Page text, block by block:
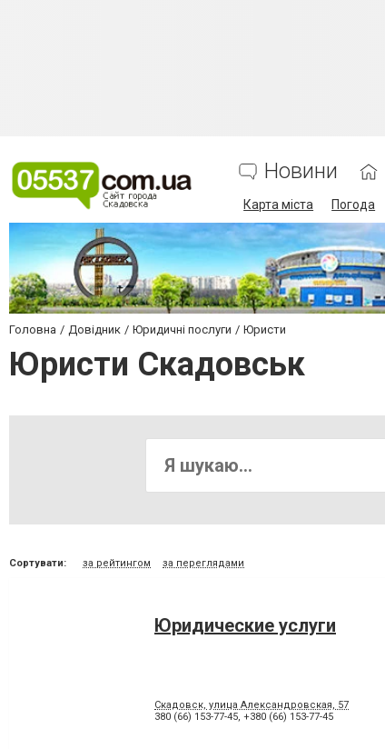
Новини
Карта міста Погода
Головна Довідник Юридичні послуги Юристи
Юристи Скадовськ
Сортувати: за рейтингом за переглядами
Юридические услуги
Скадовск, улица Александровская, 57
380 (66) 153-77-45, +380 (66) 153-77-45